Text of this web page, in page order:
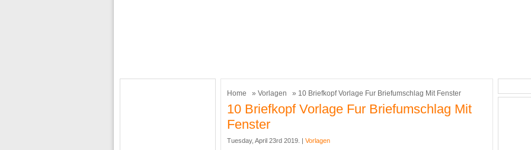
Home » Vorlagen » 10 Briefkopf Vorlage Fur Briefumschlag Mit Fenster
10 Briefkopf Vorlage Fur Briefumschlag Mit
Fenster
Tuesday, April 23rd 2019. | Vorlagen